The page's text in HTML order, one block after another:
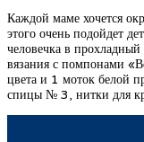
Каждой маме хочется
этого очень подойдет
человечка в
вязания с помпонами
цвета и 1 моток белой
спицы № 3, нитки для